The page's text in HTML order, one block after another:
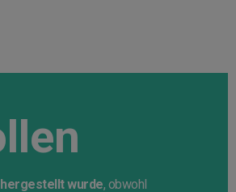
wurde, obwohl